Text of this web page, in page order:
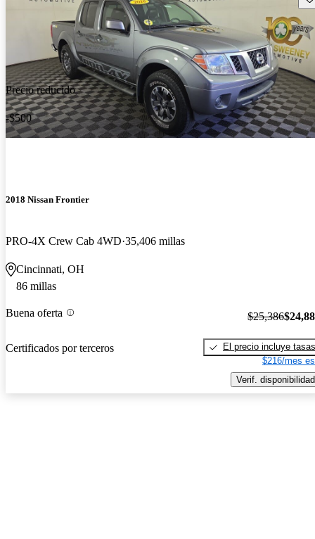
Precio reducido
-$500
2018 Nissan Frontier
PRO-4X Crew Cab 4WD 35,406 millas
Cincinnati, OH
86 millas
Buena oferta
Certificados por terceros
$25,386
El precio incluye tasas
$216/mes
Verif. disponibilidad